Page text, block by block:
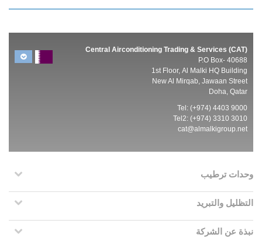
Central Airconditioning Trading & Services (CAT)
P.O Box- 40688
1st Floor, Al Malki HQ Building
New Al Mirqab, Jawaan Street
Doha, Qatar
Tel: (+974) 4403 9000
Tel2: (+974) 3310 3010
cat@almalkigroup.net
وحدات ترطيب
التظليل والتبريد
نبذة عن الشركة